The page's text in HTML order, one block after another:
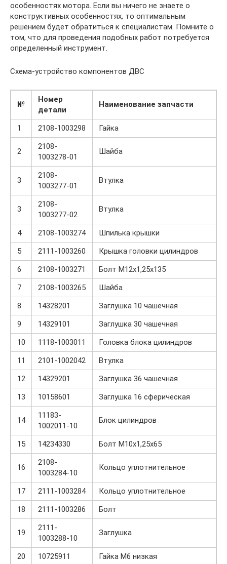
особенностях мотора. Если вы ничего не знаете о
конструктивных особенностях, то оптимальным
решением будет обратиться к специалистам. Помните о
том, что для проведения подобных работ потребуется
определенный инструмент.
Схема-устройство компонентов ДВС
№
Номер
детали
Наименование запчасти
1 2108-1003298 Гайка
2
2108-
1003278-01
Шайба
3
2108-
1003277-01
Втулка
3
2108-
1003277-02
Втулка
4 2108-1003274
Шпилька крышки
5
2111-1003260
Крышка головки цилиндров
6
2108-1003271
Болт М12х1,25х135
7
2108-1003265
Шайба
8
14328201
Заглушка 10 чашечная
9
14329101
Заглушка 30 чашечная
10
1118-1003011
Головка блока цилиндров
11
2101-1002042
Втулка
12
14329201
Заглушка 36 чашечная
13
10158601 Заглушка 16 сферическая
14
11183-
1002011-10
Блок цилиндров
15 14234330 Болт М10х1,25х65
16
2108-
1003284-10
Кольцо уплотнительное
17 2111-1003284
Кольцо уплотнительное
18
2111-1003286 Болт
19
2111-
1003288-10
Заглушка
20 10725911 Гайка М6 низкая